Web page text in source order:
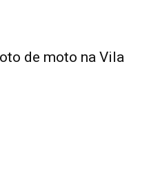
de moto na Vila